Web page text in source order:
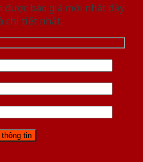
báo giá mới nhât đầy
chi tiết nhất.